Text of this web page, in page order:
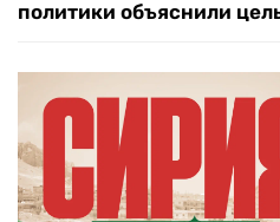
политики объяснили